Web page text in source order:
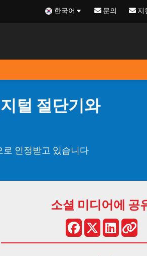
한국어 문의 지
털 절단기와
로 인정받고 있습니다
소셜 미디어에 공